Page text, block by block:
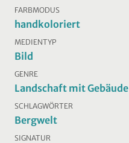
FARBMODUS
handkoloriert
MEDIENTYP
Bild
GENRE
Landschaft mit Gebäude
SCHLAGWÖRTER
Bergwelt
SIGNATUR